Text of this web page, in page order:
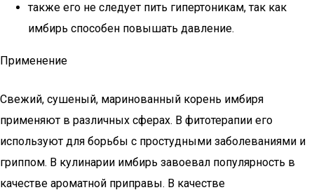
также его не следует пить гипертоникам, так как
имбирь способен повышать давление.
Применение
Свежий, сушеный, маринованный корень имбиря
применяют в различных сферах. В фитотерапии его
используют для борьбы с простудными заболеваниями и
гриппом. В кулинарии имбирь завоевал популярность в
качестве ароматной приправы. В качестве